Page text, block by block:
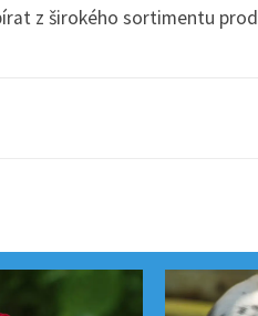
z širokého sortimentu